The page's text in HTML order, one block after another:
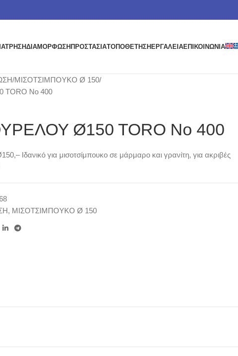
ΔΙΑΜΟΡΦΩΣΗ ΠΡΟΣΤΑΣΙΑΤΟΠΟΘΕΤΗΣΗ ΕΡΓΑΛΕΙΑΕΠΙΚΟΙΝΩΝΙΑ
ΜΙΣΟΤΣΙΜΠΟΥΚΟ Ø 150
Νο 400
Ø150 TORO Νο 400
Ιδανικό για μισοτσίμπουκο σε μάρμαρο και γρανίτη, για ακριβές
, ΜΙΣΟΤΣΙΜΠΟΥΚΟ Ø 150